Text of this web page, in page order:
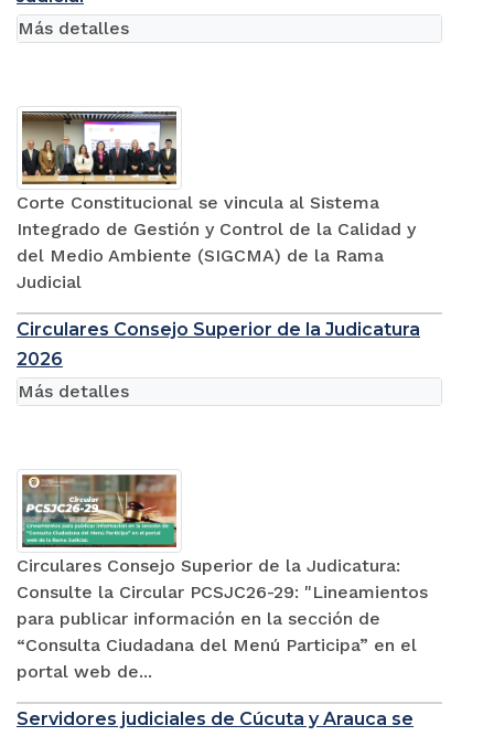
Corte Constitucional se vincula al Sistema
Integrado de Gestión y Control de la Calidad y
del Medio Ambiente (SIGCMA) de la Rama
Judicial
Más detalles
Circulares Consejo Superior de la Judicatura
2026
Circulares Consejo Superior de la Judicatura:
Consulte la Circular PCSJC26-29: "Lineamientos
para publicar información en la sección de
“Consulta Ciudadana del Menú Participa” en el
portal web de...
Más detalles
Servidores judiciales de Cúcuta y Arauca se